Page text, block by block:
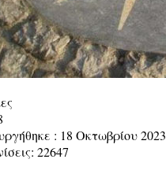
: 18 Οκτωβρίου 2023
22647